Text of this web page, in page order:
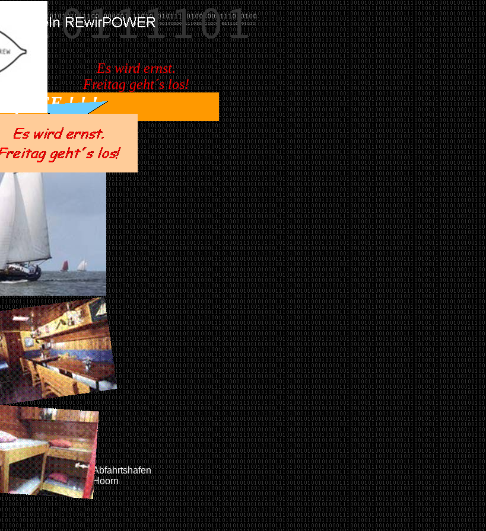
Es wird ernst.
Freitag geht´s los!
SEE ! ! !
Preis
Abfahrtshafen
€ 1680,- Hoorn